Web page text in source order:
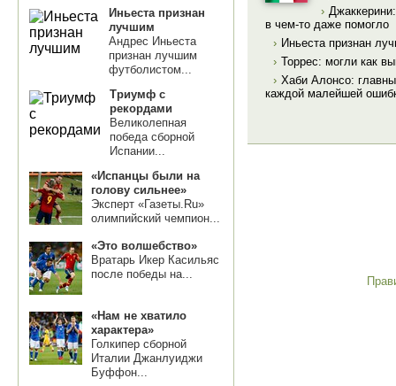
Иньеста признан
лучшим
Андрес Иньеста
признан лучшим
футболистом...
Триумф с
рекордами
Великолепная
победа сборной
Испании...
«Испанцы были на
голову сильнее»
Эксперт «Газеты.Ru»
олимпийский чемпион...
«Это волшебство»
Вратарь Икер Касильяс
после победы на...
«Нам не хватило
характера»
Голкипер сборной
Италии Джанлуиджи
Буффон...
›
в чем-то даже помогло
› Иньеста признан
› Торрес: могли как
› Хаби Алонсо:
каждой малейшей